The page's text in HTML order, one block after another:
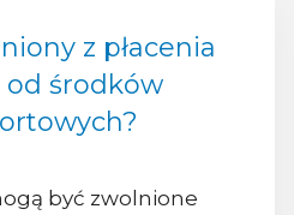
z płacenia
środków
być zwolnione